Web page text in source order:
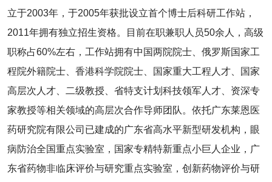
立于2003年，于2005年获批设立首个博士后科研工作站，
2011年拥有独立招生资格。目前在职兼职人员50余人，高级
职称占60%左右，工作站拥有中国两院院士、俄罗斯国家工
程院外籍院士、香港科学院院士、国家重大工程人才、国家
高层次人才、二级教授、省特支计划科技领军人才、资深专
家教授等相关领域的高层次合作导师团队。依托广东莱恩医
药研究院有限公司已建成的广东省高水平新型研发机构，眼
病防治全国重点实验室，国家专精特新重点小巨人企业，广
东省药物非临床评价与研究重点实验室，创新药物评价与研